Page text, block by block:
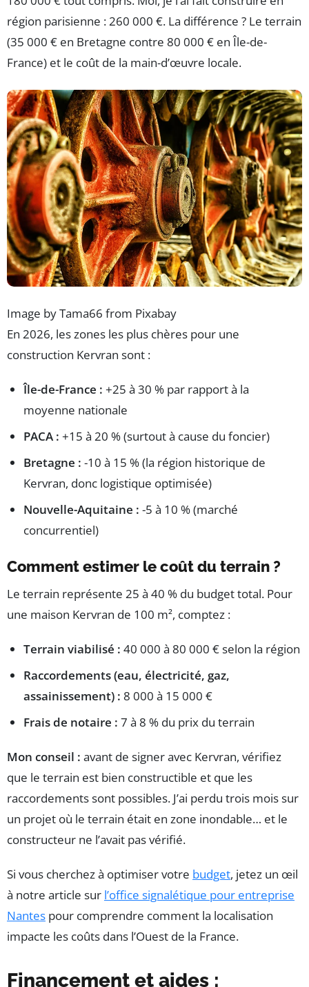
région parisienne : 260 000 €. La différence ? Le terrain
(35 000 € en Bretagne contre 80 000 € en Île-de-
France) et le coût de la main-d’œuvre locale.
Image by Tama66 from Pixabay
En 2026, les zones les plus chères pour une
construction Kervran sont :
Île-de-France : +25 à 30 % par rapport à la
moyenne nationale
PACA : +15 à 20 % (surtout à cause du foncier)
Bretagne : -10 à 15 % (la région historique de
Kervran, donc logistique optimisée)
Nouvelle-Aquitaine : -5 à 10 % (marché
concurrentiel)
Comment estimer le coût du terrain ?
Le terrain représente 25 à 40 % du budget total. Pour
une maison Kervran de 100 m², comptez :
Terrain viabilisé : 40 000 à 80 000 € selon la région
Raccordements (eau, électricité, gaz,
assainissement) : 8 000 à 15 000 €
Frais de notaire : 7 à 8 % du prix du terrain
Mon conseil : avant de signer avec Kervran, vérifiez
que le terrain est bien constructible et que les
raccordements sont possibles. J’ai perdu trois mois sur
un projet où le terrain était en zone inondable… et le
constructeur ne l’avait pas vérifié.
Si vous cherchez à optimiser votre budget, jetez un œil
à notre article sur l’office signalétique pour entreprise
Nantes pour comprendre comment la localisation
impacte les coûts dans l’Ouest de la France.
Financement et aides :